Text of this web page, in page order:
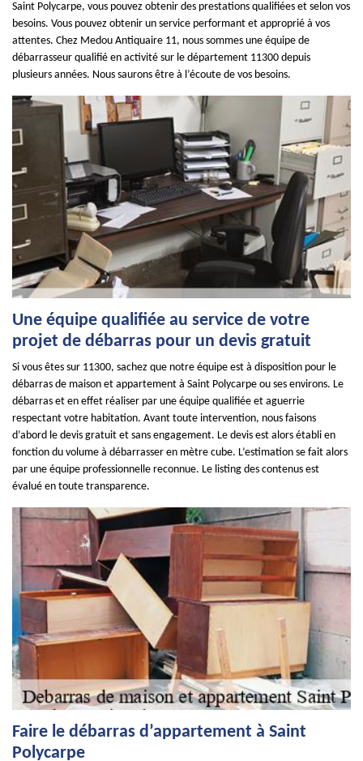
Saint Polycarpe, vous pouvez obtenir des prestations qualifiées et selon vos
besoins. Vous pouvez obtenir un service performant et approprié à vos
attentes. Chez Medou Antiquaire 11, nous sommes une équipe de
débarrasseur qualifié en activité sur le département 11300 depuis
plusieurs années. Nous saurons être à l’écoute de vos besoins.
Une équipe qualifiée au service de votre
projet de débarras pour un devis gratuit
Si vous êtes sur 11300, sachez que notre équipe est à disposition pour le
débarras de maison et appartement à Saint Polycarpe ou ses environs. Le
débarras et en effet réaliser par une équipe qualifiée et aguerrie
respectant votre habitation. Avant toute intervention, nous faisons
d’abord le devis gratuit et sans engagement. Le devis est alors établi en
fonction du volume à débarrasser en mètre cube. L’estimation se fait alors
par une équipe professionnelle reconnue. Le listing des contenus est
évalué en toute transparence.
Faire le débarras d’appartement à Saint
Polycarpe